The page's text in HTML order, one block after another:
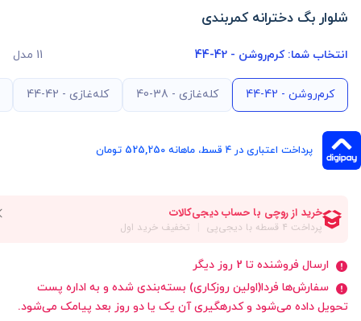
شلوار بگ دخترانه کمربندی
انتخاب شما:کرم‌روشن - 42-44 11 مدل
کرم‌روشن - 42-44 کله‌غازی - 38-40 کله‌غازی - 42-44
پرداخت اعتباری در ۴ قسط، ماهانه 525,250 تومان
ارسال فروشنده تا 2 روز دیگر
سفارش‌ها فردا(اولین روزکاری) بسته‌بندی شده و به اداره پست
تحویل داده می‌شود و کدرهگیری آن یک یا دو روز بعد پیامک می‌شود.